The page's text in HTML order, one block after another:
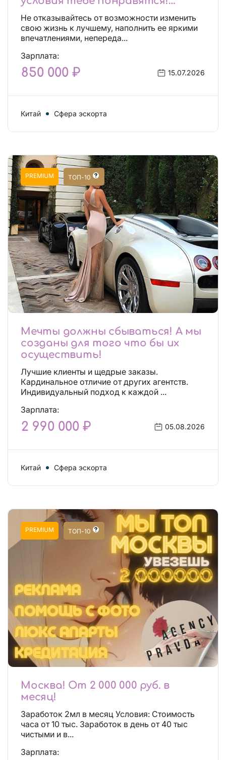
Действительно отличные
условия и поддержка!
Не отказывайтесь от возможности изменить
свою жизнь к лучшему, наполнить ее яркими
впечатлениями, непереда...
Зарплата:
850 000 ₽ 15.07.2026
Китай Сфера эскорта
PREMIUM ТОП-10
Мечты должны сбываться! А мы
созданы для того что бы их
осуществить!
Лучшие клиенты и щедрые заказы.
Кардинальное отличие от других агентств.
Индивидуальный подход к каждой ...
Зарплата:
2 990 000 ₽ 05.08.2026
Китай Сфера эскорта
PREMIUM ТОП-10
Москва! От 2 000 000 руб. в
месяц!
Заработок 2мл в месяц Условия: Стоимость
часа от 10 тыс. Заработок в день от 40 тыс
чистыми и в...
Зарплата: